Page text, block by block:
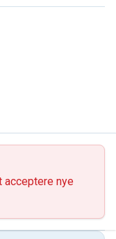
acceptere nye